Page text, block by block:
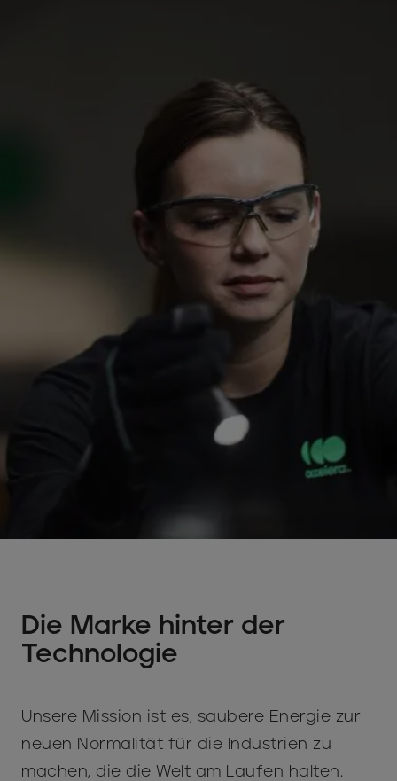
Die Marke hinter der
Technologie
Unsere Mission ist es, saubere Energie zur
neuen Normalität für die Industrien zu
machen, die die Welt am Laufen halten.